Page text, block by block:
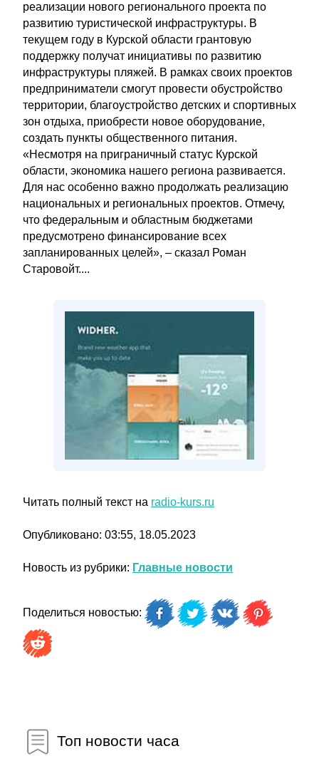
реализации нового регионального проекта по
развитию туристической инфраструктуры. В
текущем году в Курской области грантовую
поддержку получат инициативы по развитию
инфраструктуры пляжей. В рамках своих проектов
предприниматели смогут провести обустройство
территории, благоустройство детских и спортивных
зон отдыха, приобрести новое оборудование,
создать пункты общественного питания.
«Несмотря на приграничный статус Курской
области, экономика нашего региона развивается.
Для нас особенно важно продолжать реализацию
национальных и региональных проектов. Отмечу,
что федеральным и областным бюджетами
предусмотрено финансирование всех
запланированных целей», – сказал Роман
Старовойт....
Читать полный текст на radio-kurs.ru
Опубликовано: 03:55, 18.05.2023
Новость из рубрики: Главные новости
Поделиться новостью:
Топ новости часа